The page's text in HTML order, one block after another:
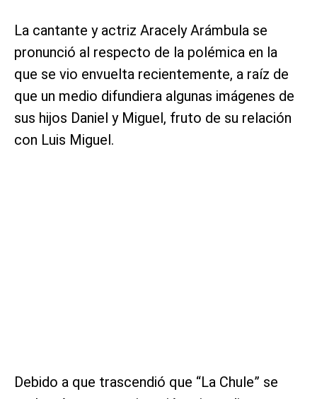
La cantante y actriz Aracely Arámbula se
pronunció al respecto de la polémica en la
que se vio envuelta recientemente, a raíz de
que un medio difundiera algunas imágenes de
sus hijos Daniel y Miguel, fruto de su relación
con Luis Miguel.
Debido a que trascendió que “La Chule” se